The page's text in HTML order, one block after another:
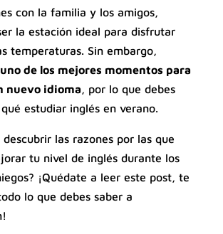
con la familia y los amigos,
la estación ideal para disfrutar
temperaturas. Sin embargo,
de los mejores momentos para
nuevo idioma, por lo que debes
estudiar inglés en verano.
descubrir las razones por las que
tu nivel de inglés durante los
¡Quédate a leer este post, te
lo que debes saber a